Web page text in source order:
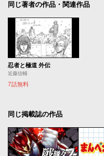
同じ著者の作品・関連作品
忍者と極道 外伝
近藤信輔
7話無料
同じ掲載誌の作品